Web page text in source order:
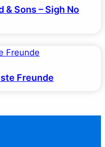
Sons – Sigh No
Freunde